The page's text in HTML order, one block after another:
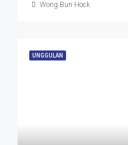
Wong Bun Hock
UNGGULAN